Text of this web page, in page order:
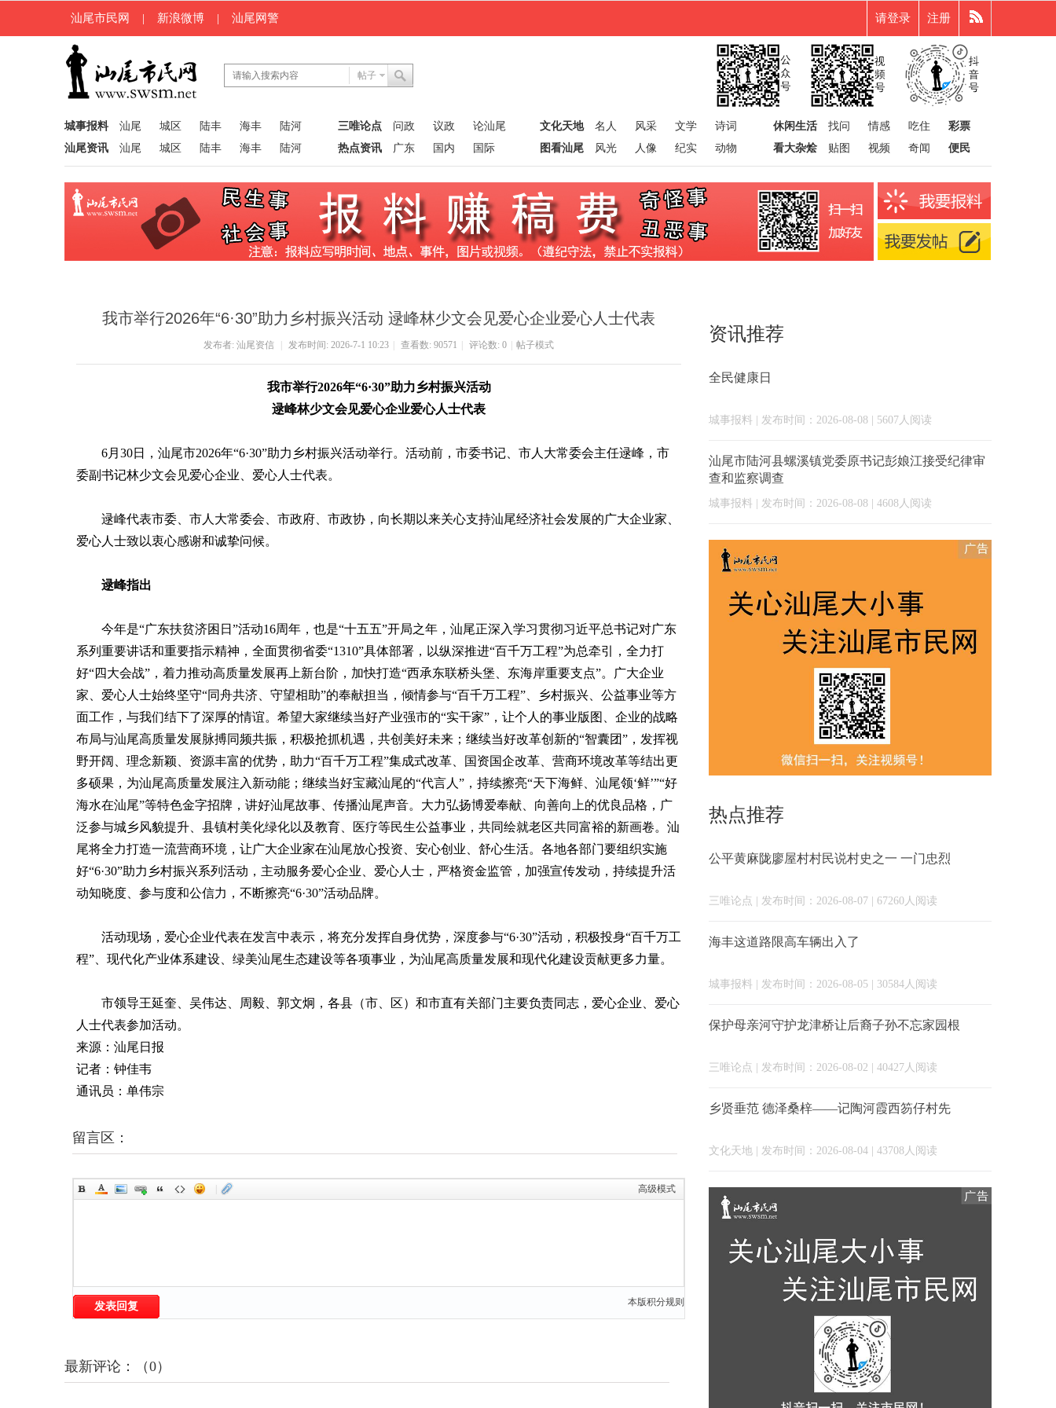
汕尾市民网 | 新浪微博 | 汕尾网警 请登录 注册
帖子
城事报料 汕尾 城区 陆丰 海丰
陆河
汕尾资讯
汕尾 城区 陆丰 海丰 陆河
三唯论点 问政 议政
论汕尾
热点资讯
广东 国内 国际
文化天地 名人 风采 文学
诗词
图看汕尾
风光 人像 纪实 动物
休闲生活 找问 情感 吃住
彩票
看大杂烩
贴图 视频 奇闻 便民
我市举行2026年“6·30”助力乡村振兴活动 逯峰林少文会见爱心企业爱心人士代表
发布者: 汕尾资信 发布时间: 2026-7-1 10:23 查看数: 90571 评论数: 0 帖子模式
我市举行2026年“6·30”助力乡村振兴活动
逯峰林少文会见爱心企业爱心人士代表
6月30日，汕尾市2026年“6·30”助力乡村振兴活动举行。活动前，市委书记、市人大常委会主任逯峰，市
委副书记林少文会见爱心企业、爱心人士代表。
逯峰代表市委、市人大常委会、市政府、市政协，向长期以来关心支持汕尾经济社会发展的广大企业家、
爱心人士致以衷心感谢和诚挚问候。
逯峰指出
今年是“广东扶贫济困日”活动16周年，也是“十五五”开局之年，汕尾正深入学习贯彻习近平总书记对广东
系列重要讲话和重要指示精神，全面贯彻省委“1310”具体部署，以纵深推进“百千万工程”为总牵引，全力打
好“四大会战”，着力推动高质量发展再上新台阶，加快打造“西承东联桥头堡、东海岸重要支点”。广大企业
家、爱心人士始终坚守“同舟共济、守望相助”的奉献担当，倾情参与“百千万工程”、乡村振兴、公益事业等方
面工作，与我们结下了深厚的情谊。希望大家继续当好产业强市的“实干家”，让个人的事业版图、企业的战略
布局与汕尾高质量发展脉搏同频共振，积极抢抓机遇，共创美好未来；继续当好改革创新的“智囊团”，发挥视
野开阔、理念新颖、资源丰富的优势，助力“百千万工程”集成式改革、国资国企改革、营商环境改革等结出更
多硕果，为汕尾高质量发展注入新动能；继续当好宝藏汕尾的“代言人”，持续擦亮“天下海鲜、汕尾领‘鲜’”“好
海水在汕尾”等特色金字招牌，讲好汕尾故事、传播汕尾声音。大力弘扬博爱奉献、向善向上的优良品格，广
泛参与城乡风貌提升、县镇村美化绿化以及教育、医疗等民生公益事业，共同绘就老区共同富裕的新画卷。汕
尾将全力打造一流营商环境，让广大企业家在汕尾放心投资、安心创业、舒心生活。各地各部门要组织实施
好“6·30”助力乡村振兴系列活动，主动服务爱心企业、爱心人士，严格资金监管，加强宣传发动，持续提升活
动知晓度、参与度和公信力，不断擦亮“6·30”活动品牌。
活动现场，爱心企业代表在发言中表示，将充分发挥自身优势，深度参与“6·30”活动，积极投身“百千万工
程”、现代化产业体系建设、绿美汕尾生态建设等各项事业，为汕尾高质量发展和现代化建设贡献更多力量。
市领导王延奎、吴伟达、周毅、郭文炯，各县（市、区）和市直有关部门主要负责同志，爱心企业、爱心
人士代表参加活动。
来源：汕尾日报
记者：钟佳韦
通讯员：单伟宗
留言区：
高级模式
本版积分规则
发表回复
最新评论：（0）
资讯推荐
全民健康日
城事报料 | 发布时间：2026-08-08 | 5607人阅读
汕尾市陆河县螺溪镇党委原书记彭娘江接受纪律审
查和监察调查
城事报料 | 发布时间：2026-08-08 | 4608人阅读
热点推荐
公平黄麻陇廖屋村村民说村史之一 一门忠烈
三唯论点 | 发布时间：2026-08-07 | 67260人阅读
海丰这道路限高车辆出入了
城事报料 | 发布时间：2026-08-05 | 30584人阅读
保护母亲河守护龙津桥让后裔子孙不忘家园根
三唯论点 | 发布时间：2026-08-02 | 40427人阅读
乡贤垂范 德泽桑梓——记陶河霞西笏仔村先
文化天地 | 发布时间：2026-08-04 | 43708人阅读